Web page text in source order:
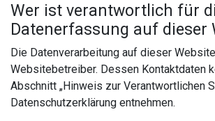
Wer ist verantwortlich für
Datenerfassung auf dieser
Die Datenverarbeitung auf dieser
Websitebetreiber. Dessen Kontaktdaten
Abschnitt „Hinweis zur Verantwortlichen
Datenschutzerklärung entnehmen.